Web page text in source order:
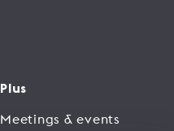
Plus
Meetings & events